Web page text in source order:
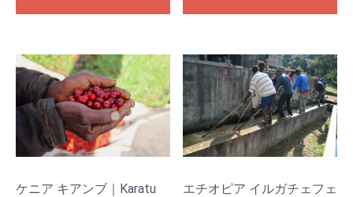
ケニア キアンブ｜Karatu
エチオピア イルガチェフェ